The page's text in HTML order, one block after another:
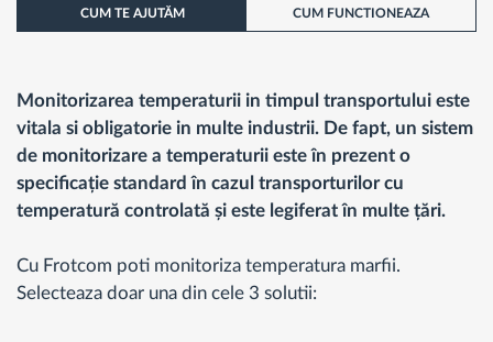
CUM TE AJUTĂM CUM FUNCTIONEAZA
Monitorizarea temperaturii in timpul transportului este
vitala si obligatorie in multe industrii. De fapt, un sistem
de monitorizare a temperaturii este în prezent o
specificație standard în cazul transporturilor cu
temperatură controlată și este legiferat în multe țări.
Cu Frotcom poti monitoriza temperatura marfii.
Selecteaza doar una din cele 3 solutii: